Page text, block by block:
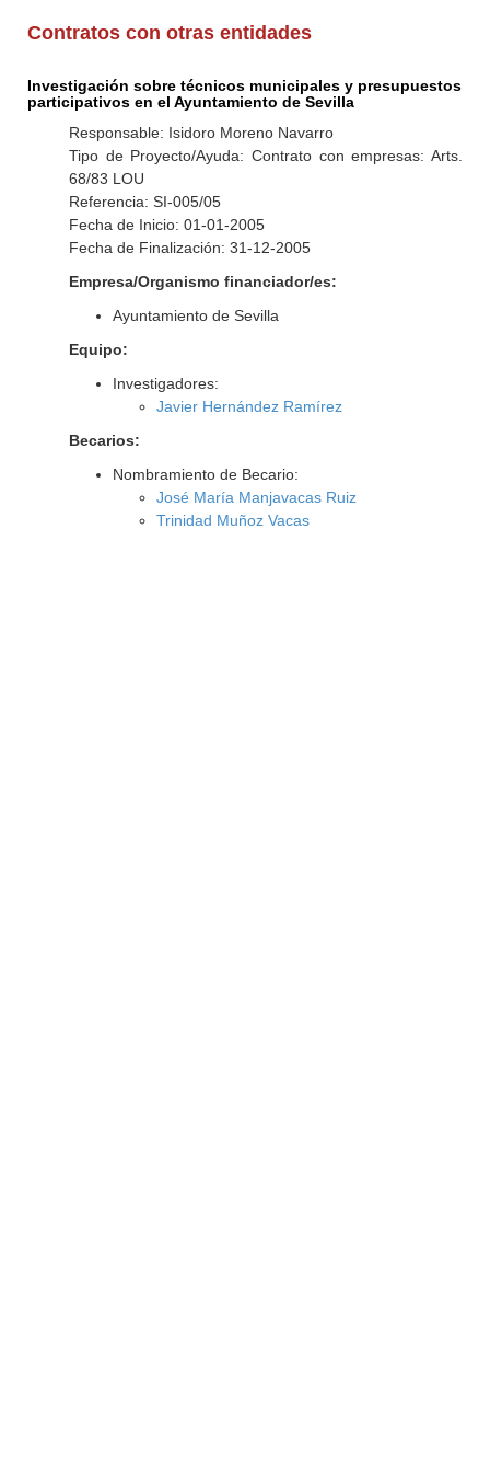
Contratos con otras entidades
Investigación sobre técnicos municipales y presupuestos
participativos en el Ayuntamiento de Sevilla
Responsable: Isidoro Moreno Navarro
Tipo de Proyecto/Ayuda: Contrato con empresas: Arts.
68/83 LOU
Referencia: SI-005/05
Fecha de Inicio: 01-01-2005
Fecha de Finalización: 31-12-2005
Empresa/Organismo financiador/es:
Ayuntamiento de Sevilla
Equipo:
Investigadores:
Javier Hernández Ramírez
Becarios:
Nombramiento de Becario:
José María Manjavacas Ruiz
Trinidad Muñoz Vacas